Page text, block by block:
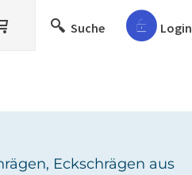
Suche Login
Eckschrägen aus